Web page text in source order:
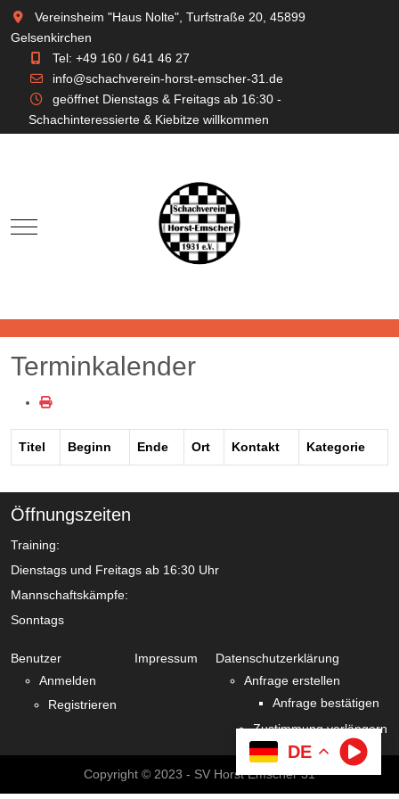
Vereinsheim "Haus Nolte", Turfstraße 20, 45899
Gelsenkirchen
Tel: +49 160 / 641 46 27
info@schachverein-horst-emscher-31.de
geöffnet Dienstags & Freitags ab 16:30 -
Schachinteressierte & Kiebitze willkommen
DE
Mobile Menu Toggle
Terminkalender
Titel Beginn Ende Ort Kontakt Kategorie
Öffnungszeiten
Training:
Dienstags und Freitags ab 16:30 Uhr
Mannschaftskämpfe:
Sonntags
Benutzer
Anmelden
Registrieren
Impressum
Datenschutzerklärung
Anfrage erstellen
Anfrage bestätigen
Zustimmung verlängern
Copyright © 2023 - SV Horst Emscher 31